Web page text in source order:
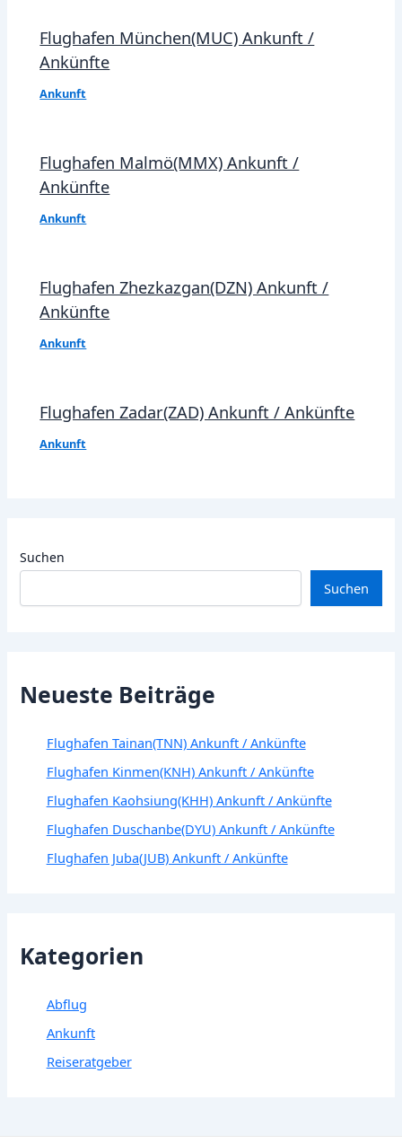
Flughafen München(MUC) Ankunft /
Ankünfte
Ankunft
Flughafen Malmö(MMX) Ankunft /
Ankünfte
Ankunft
Flughafen Zhezkazgan(DZN) Ankunft /
Ankünfte
Ankunft
Flughafen Zadar(ZAD) Ankunft / Ankünfte
Ankunft
Suchen
Suchen
Neueste Beiträge
Flughafen Tainan(TNN) Ankunft / Ankünfte
Flughafen Kinmen(KNH) Ankunft / Ankünfte
Flughafen Kaohsiung(KHH) Ankunft / Ankünfte
Flughafen Duschanbe(DYU) Ankunft / Ankünfte
Flughafen Juba(JUB) Ankunft / Ankünfte
Kategorien
Abflug
Ankunft
Reiseratgeber